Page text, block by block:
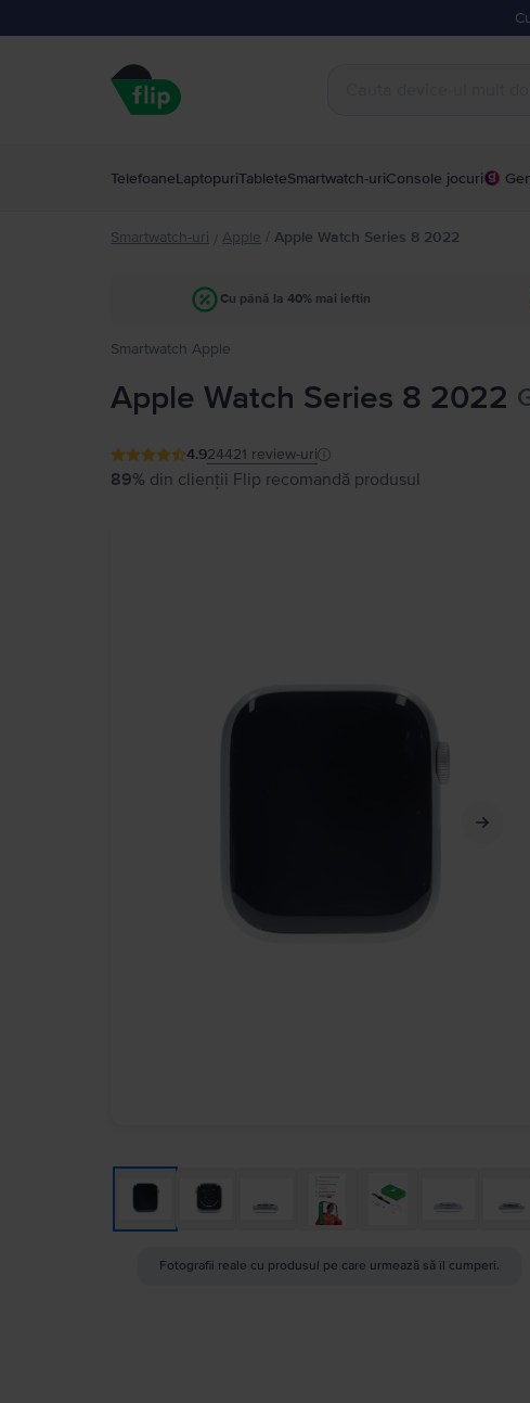
TelefoaneLaptopuriTableteSmartwatch-uriConsole jocuri
Smartwatch-uri / Apple / Apple Watch Series 8 2022
Cu până la 40% mai ieftin
Smartwatch Apple
Apple Watch Series 8 2022
4.924421 review-uri
89% din clienții Flip recomandă produsul
Fotografii reale cu produsul pe care urmează să îl cumperi.